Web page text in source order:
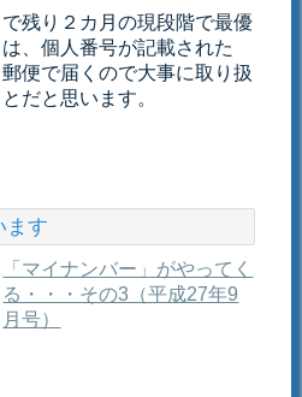
残り２カ月の現段階で最優
、個人番号が記載された
便で届くので大事に取り扱
だと思います。
ます
「マイナンバー」がやってく
る・・・その3（平成27年9
月号）